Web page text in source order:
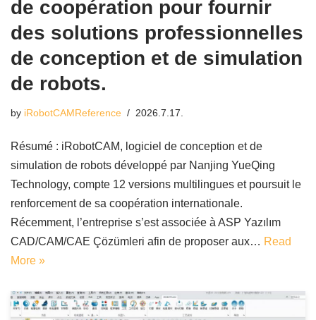
de coopération pour fournir
des solutions professionnelles
de conception et de simulation
de robots.
by iRobotCAMReference 2026.7.17.
Résumé : iRobotCAM, logiciel de conception et de
simulation de robots développé par Nanjing YueQing
Technology, compte 12 versions multilingues et poursuit le
renforcement de sa coopération internationale.
Récemment, l’entreprise s’est associée à ASP Yazılım
CAD/CAM/CAE Çözümleri afin de proposer aux… Read
More »